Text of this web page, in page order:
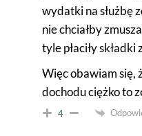
wydatki na służbę
nie chciałby
tyle płaciły
Więc obawiam się,
dochodu ciężko to
4